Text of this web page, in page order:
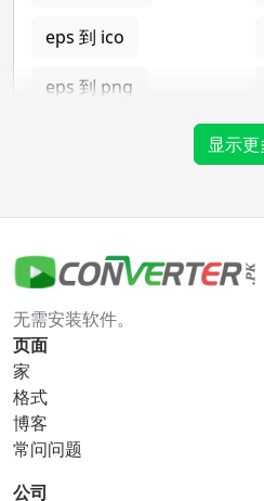
eps 到 ico
eps 到 png
gif 转换器
gif 到 bmp
gif 到 ico
gif 到 tga
显示更
无需安装软件。
页面
家
格式
博客
常问问题
公司